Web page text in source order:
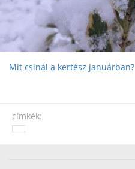
Mit csinál a kertész januárban?
címkék: